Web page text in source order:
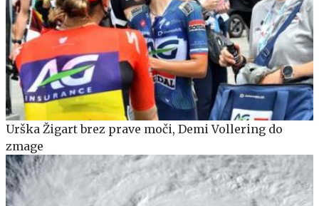
Urška Žigart brez prave moči, Demi Vollering do
zmage